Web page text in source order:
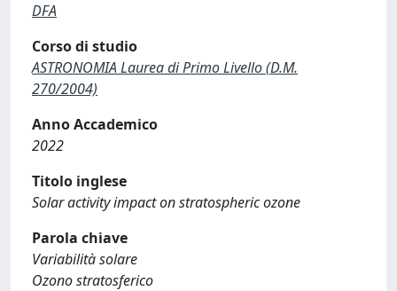
DFA
Corso di studio
ASTRONOMIA Laurea di Primo Livello (D.M.
270/2004)
Anno Accademico
2022
Titolo inglese
Solar activity impact on stratospheric ozone
Parola chiave
Variabilità solare
Ozono stratosferico